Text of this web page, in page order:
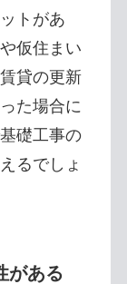
トがあ
仮住まい
貸の更新
た場合に
礎工事の
るでしょ
がある